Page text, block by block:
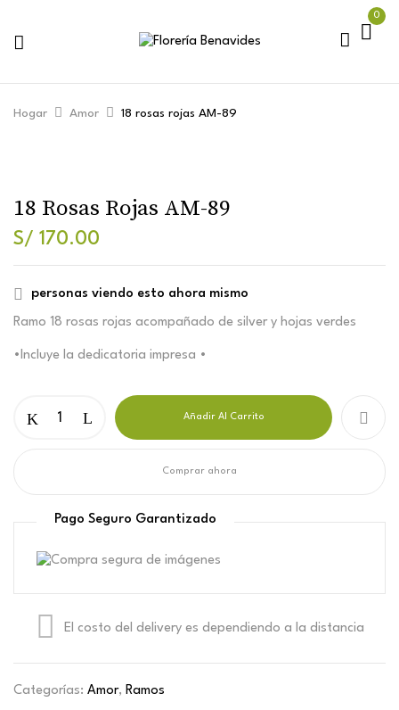
0
Hogar Amor 18 rosas rojas AM-89
18 Rosas Rojas AM-89
S/ 170.00
personas viendo esto ahora mismo
Ramo 18 rosas rojas acompañado de silver y hojas verdes
•Incluye la dedicatoria impresa •
Añadir Al Carrito
Comprar ahora
Pago Seguro Garantizado
El costo del delivery es dependiendo a la distancia
Categorías: Amor, Ramos